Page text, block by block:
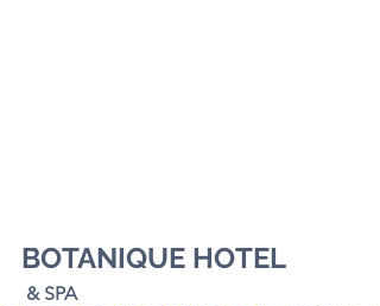
BOTANIQUE HOTEL
& SPA